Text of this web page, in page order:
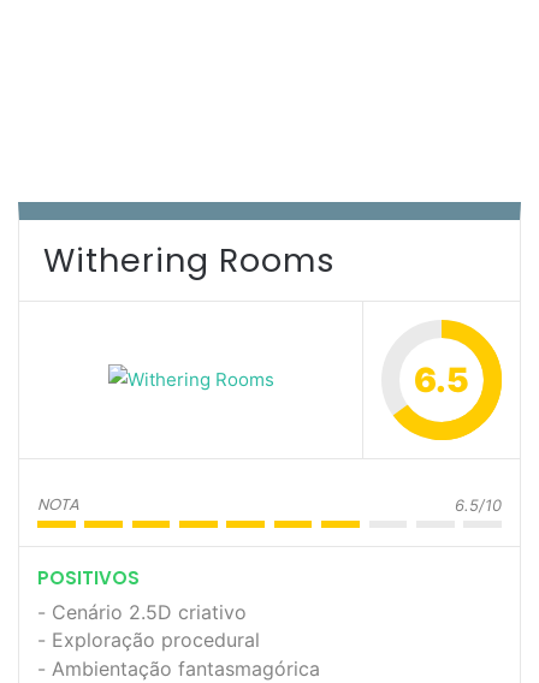
Withering Rooms
6.5
NOTA 6.5/10
POSITIVOS
Cenário 2.5D criativo
Exploração procedural
Ambientação fantasmagórica